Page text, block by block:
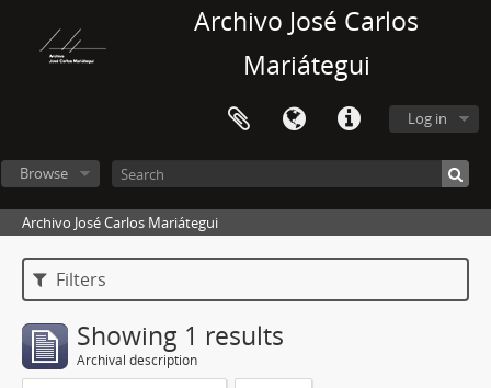
Archivo José Carlos
Mariátegui
Log in
Browse
Archivo José Carlos Mariátegui
Filters
Showing 1 results
Archival description